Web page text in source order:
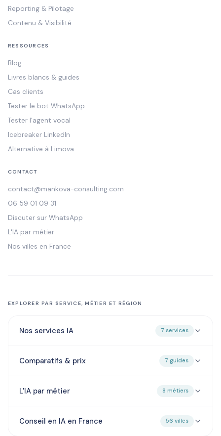
Reporting & Pilotage
Contenu & Visibilité
RESSOURCES
Blog
Livres blancs & guides
Cas clients
Tester le bot WhatsApp
Tester l'agent vocal
Icebreaker LinkedIn
Alternative à Limova
CONTACT
contact@mankova-consulting.com
06 59 01 09 31
Discuter sur WhatsApp
L'IA par métier
Nos villes en France
EXPLORER PAR SERVICE, MÉTIER ET RÉGION
Nos services IA 7 services
Comparatifs & prix 7 guides
L'IA par métier 8 métiers
Conseil en IA en France 56 villes